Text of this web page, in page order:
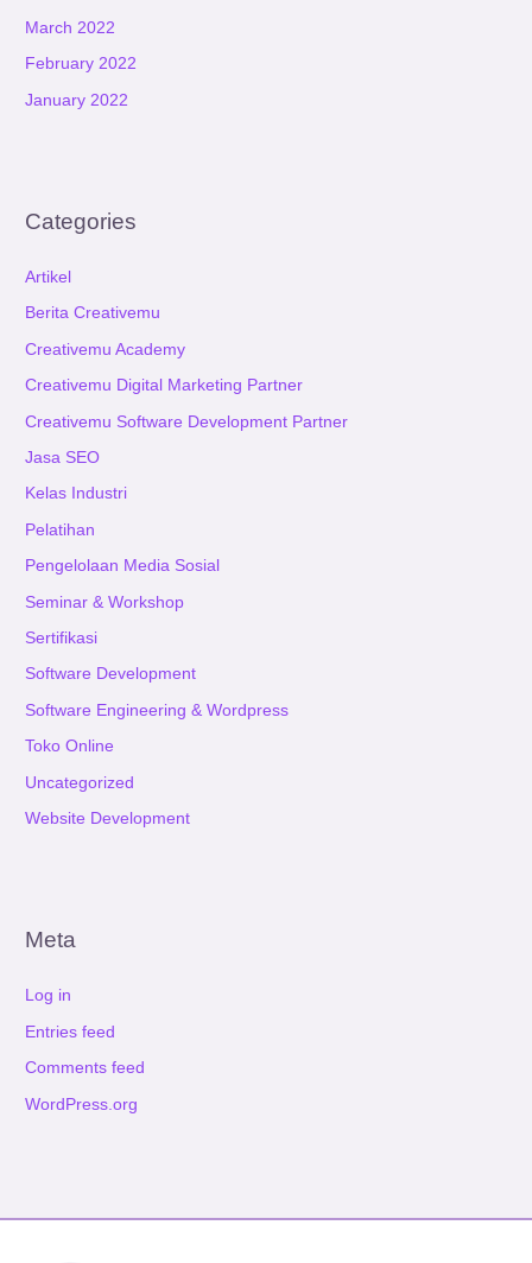
March 2022
February 2022
January 2022
Categories
Artikel
Berita Creativemu
Creativemu Academy
Creativemu Digital Marketing Partner
Creativemu Software Development Partner
Jasa SEO
Kelas Industri
Pelatihan
Pengelolaan Media Sosial
Seminar & Workshop
Sertifikasi
Software Development
Software Engineering & Wordpress
Toko Online
Uncategorized
Website Development
Meta
Log in
Entries feed
Comments feed
WordPress.org